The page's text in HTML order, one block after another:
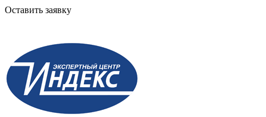
Оставить заявку